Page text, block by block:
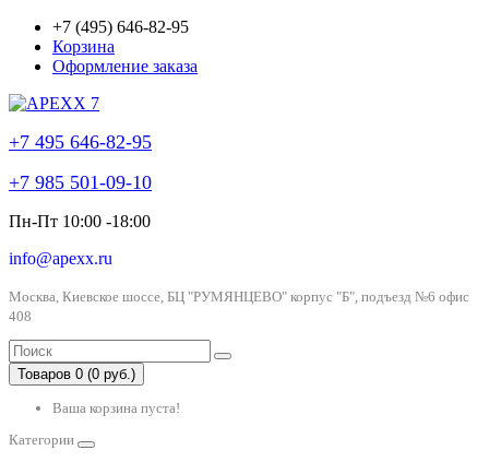
+7 (495) 646-82-95
Корзина
Оформление заказа
+7 495 646-82-95
+7 985 501-09-10
Пн-Пт 10:00 -18:00
info@apexx.ru
Москва, Киевское шоссе, БЦ "РУМЯНЦЕВО" корпус "Б", подъезд №6 офис
408
Товаров 0 (0 руб.)
Ваша корзина пуста!
Категории